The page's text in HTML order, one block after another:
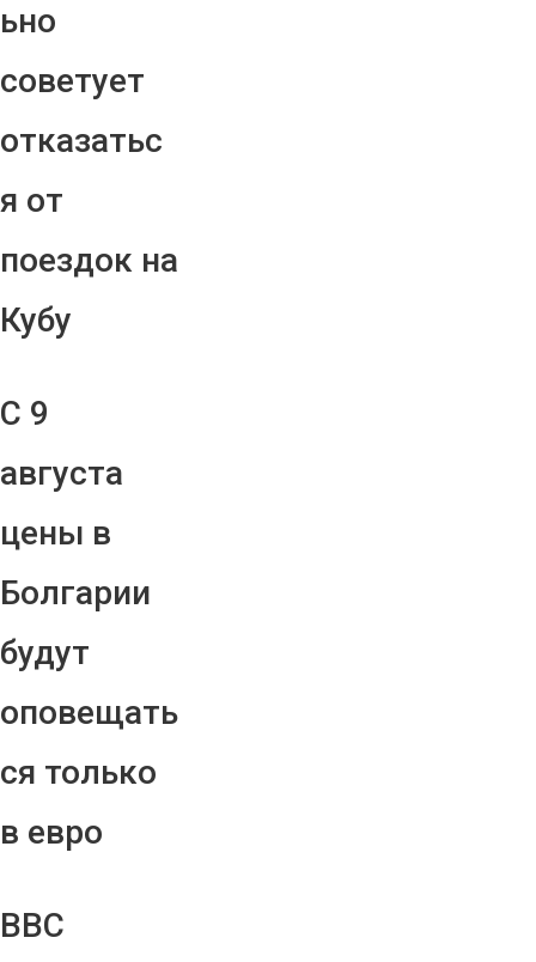
ьно
советует
отказатьс
я от
поездок на
Кубу
С 9
августа
цены в
Болгарии
будут
оповещать
ся только
в евро
ВВС